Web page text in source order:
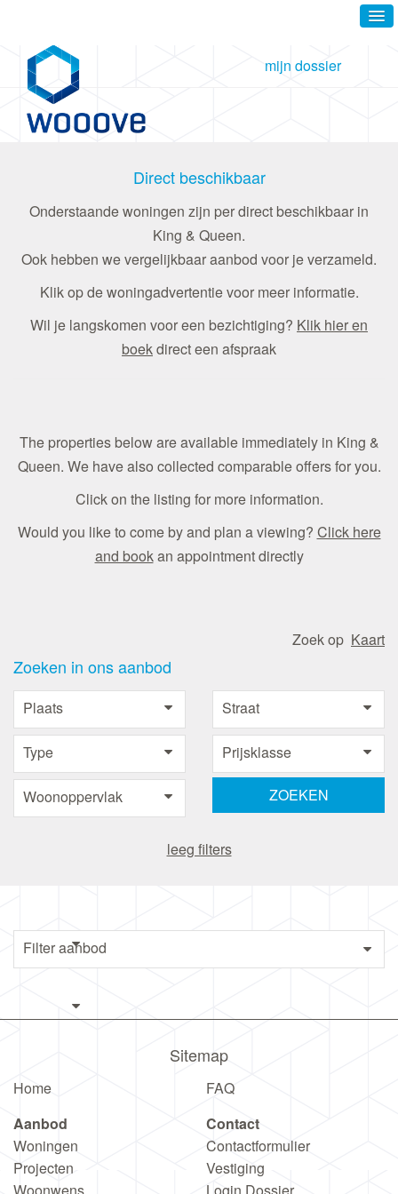
mijn dossier
Direct beschikbaar
Onderstaande woningen zijn per direct beschikbaar in
King & Queen.
Ook hebben we vergelijkbaar aanbod voor je verzameld.
Klik op de woningadvertentie voor meer informatie.
Wil je langskomen voor een bezichtiging? Klik hier en
boekdirect een afspraak
The properties below are available immediately in King &
Queen. We have also collected comparable offers for you.
Click on the listing for more information.
Would you like to come by and plan a viewing? Click here
and bookan appointment directly
Zoek op Kaart
Zoeken in ons aanbod
leeg filters
Sitemap
Home
Aanbod
Woningen
Projecten
FAQ
Contact
Contactformulier
Vestiging